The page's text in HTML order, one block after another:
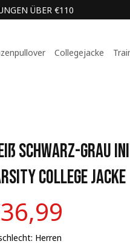
ÜBER €110
Collegejacke
Schwarz-Grau
College Jacke
Herren